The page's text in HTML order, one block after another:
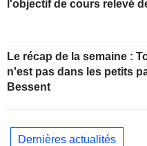
l'objectif de cours relevé
Le récap de la semaine :
n'est pas dans les petits
Bessent
Dernières actualités